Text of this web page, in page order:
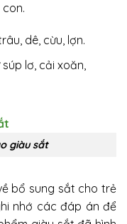
dê, cừu, lợn.
lơ, cải xoăn,
giàu sắt
bổ sung sắt cho trẻ
nhớ các đáp án để